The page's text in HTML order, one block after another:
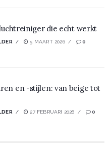
die echt werkt
5 MAART 2026 0
en -stijlen: van beige tot
27 FEBRUARI 2026 0